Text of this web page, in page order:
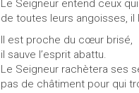
Le Seigneur entend ceux qui
de toutes leurs angoisses, il
Il est proche du cœur brisé,
il sauve l’esprit abattu.
Le Seigneur rachètera ses
pas de châtiment pour qui